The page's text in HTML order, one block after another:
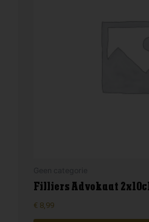
Filliers Advokaat 2x10cl
€ 8,99